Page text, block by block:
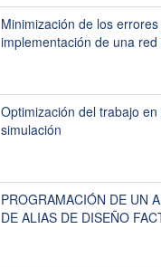
Minimización de los
implementación de una
Optimización del trabajo
simulación
PROGRAMACIÓN DE UN
DE ALIAS DE DISEÑO